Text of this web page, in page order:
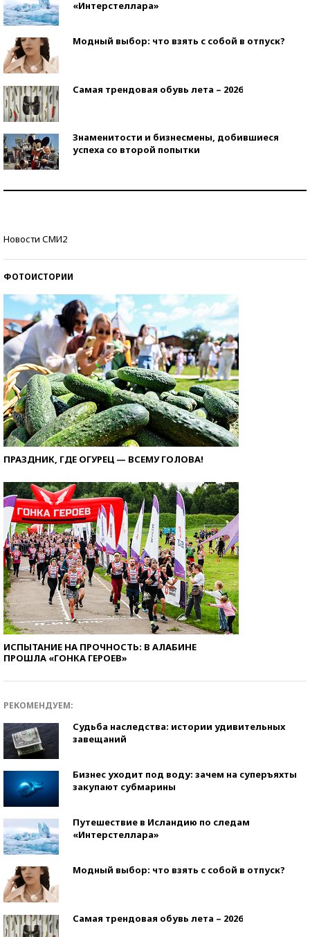
«Интерстеллара»
Модный выбор: что взять с собой в отпуск?
Самая трендовая обувь лета – 2026
Знаменитости и бизнесмены, добившиеся
успеха со второй попытки
Новости СМИ2
ФОТОИСТОРИИ
ПРАЗДНИК, ГДЕ ОГУРЕЦ — ВСЕМУ ГОЛОВА!
ИСПЫТАНИЕ НА ПРОЧНОСТЬ: В АЛАБИНЕ
ПРОШЛА «ГОНКА ГЕРОЕВ»
РЕКОМЕНДУЕМ:
Судьба наследства: истории удивительных
завещаний
Бизнес уходит под воду: зачем на суперъяхты
закупают субмарины
Путешествие в Исландию по следам
«Интерстеллара»
Модный выбор: что взять с собой в отпуск?
Самая трендовая обувь лета – 2026